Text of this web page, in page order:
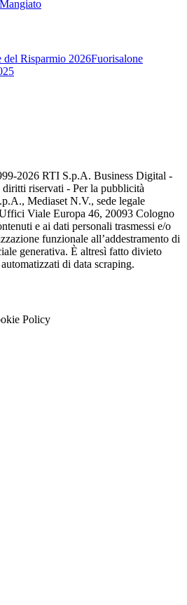
del Risparmio 2026Fuorisalone
2026 RTI S.p.A. Business Digital -
riservati - Per la pubblicità
Mediaset N.V., sede legale
Viale Europa 46, 20093 Cologno
e ai dati personali trasmessi e/o
funzionale all’addestramento di
generativa. È altresì fatto divieto
di data scraping.
Policy